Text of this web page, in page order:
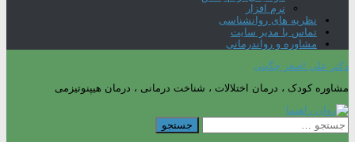
نرم افزار
نظریه های روانشناسی
تماس با مدیر سایت
مشاوره و رواندرمانی
دکتر علی اصغر چگینی
مشاوره کودک ، درمان اختلالات ، شناخت درمانی ، درمان هیپنوتیزمی
جستجو
برای: